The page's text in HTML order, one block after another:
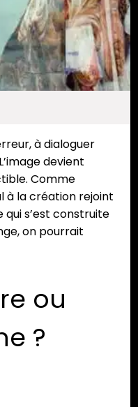
à dialoguer
devient
Comme
à la création rejoint
qui s’est construite
on pourrait
ou
?